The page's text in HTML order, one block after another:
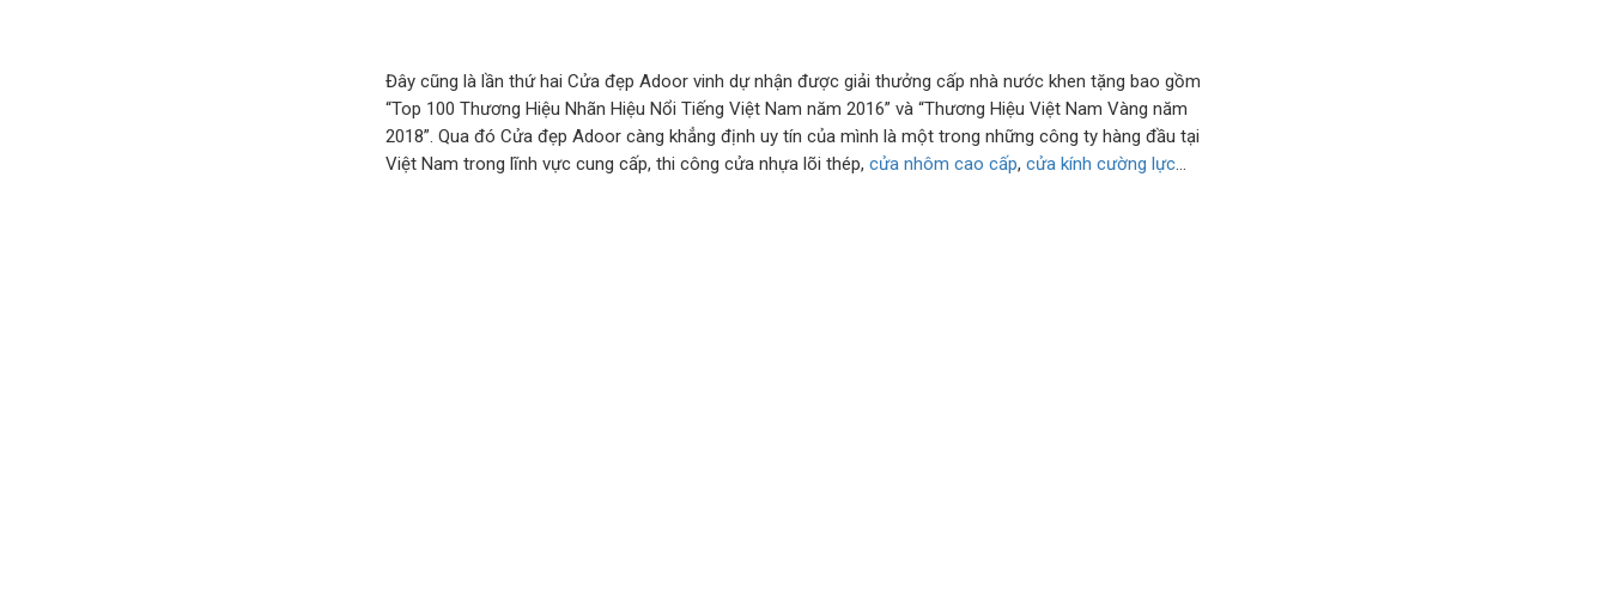
Đây cũng là lần thứ hai Cửa đẹp Adoor vinh dự nhận được giải thưởng cấp nhà nước khen tặng bao gồm
“Top 100 Thương Hiệu Nhãn Hiệu Nổi Tiếng Việt Nam năm 2016” và “Thương Hiệu Việt Nam Vàng năm
2018”. Qua đó Cửa đẹp Adoor càng khẳng định uy tín của mình là một trong những công ty hàng đầu tại
Việt Nam trong lĩnh vực cung cấp, thi công cửa nhựa lõi thép, cửa nhôm cao cấp, cửa kính cường lực…